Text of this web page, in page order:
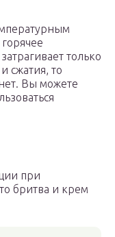
только
сжатия, то
Вы можете
при
бритва и крем